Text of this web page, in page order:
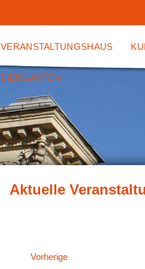
VERANSTALTUNGSHAUS
BIERGARTEN
VorherigeVeranstaltungen